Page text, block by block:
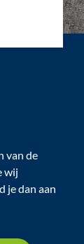
van de
wij
je dan aan